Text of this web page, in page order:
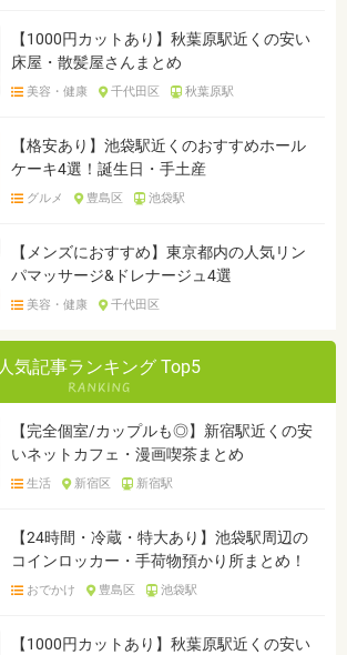
【1000円カットあり】秋葉原駅近くの安い
床屋・散髪屋さんまとめ
美容・健康 千代田区 秋葉原駅
【格安あり】池袋駅近くのおすすめホール
ケーキ4選！誕生日・手土産
グルメ 豊島区 池袋駅
【メンズにおすすめ】東京都内の人気リン
パマッサージ&ドレナージュ4選
美容・健康 千代田区
人気記事ランキング Top5
【完全個室/カップルも◎】新宿駅近くの安
いネットカフェ・漫画喫茶まとめ
生活 新宿区 新宿駅
【24時間・冷蔵・特大あり】池袋駅周辺の
コインロッカー・手荷物預かり所まとめ！
おでかけ 豊島区 池袋駅
【1000円カットあり】秋葉原駅近くの安い